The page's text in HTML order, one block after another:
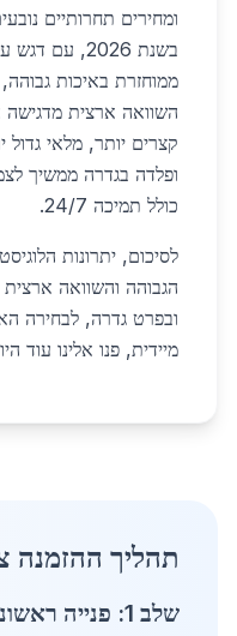
ומחירים תחרותיים
בשנת 2026,
השוואה ארצית מדגישה
קצרים יותר, מלאי גדול
ופלדה בגדרה ממשיך
כולל תמיכה 24/7.
לסיכום, יתרונות
הגבוהה והשוואה
ובפרט גדרה, לבחירה
מיידית, פנו אלינו עוד היום.
תהליך
שלב 1: פנייה ראשונית ובחירת מוצרים